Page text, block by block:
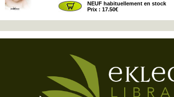
NEUF habituellement en stock
Prix : 17.50€